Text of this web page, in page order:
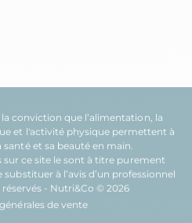
conviction que l’alimentation, la
et l'activité physiquepermettent à
santéet sa beautéen main.
ce site le sont à titre purement
à l’avis d’un professionnel
- Nutri&Co © 2026
de vente